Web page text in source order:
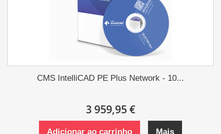
CMS IntelliCAD PE Plus Network - 10...
3 959,95 €
Adicionar ao carrinho Mais